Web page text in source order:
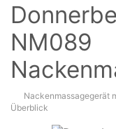
NM089
Nackenmassagegerät
Überblick